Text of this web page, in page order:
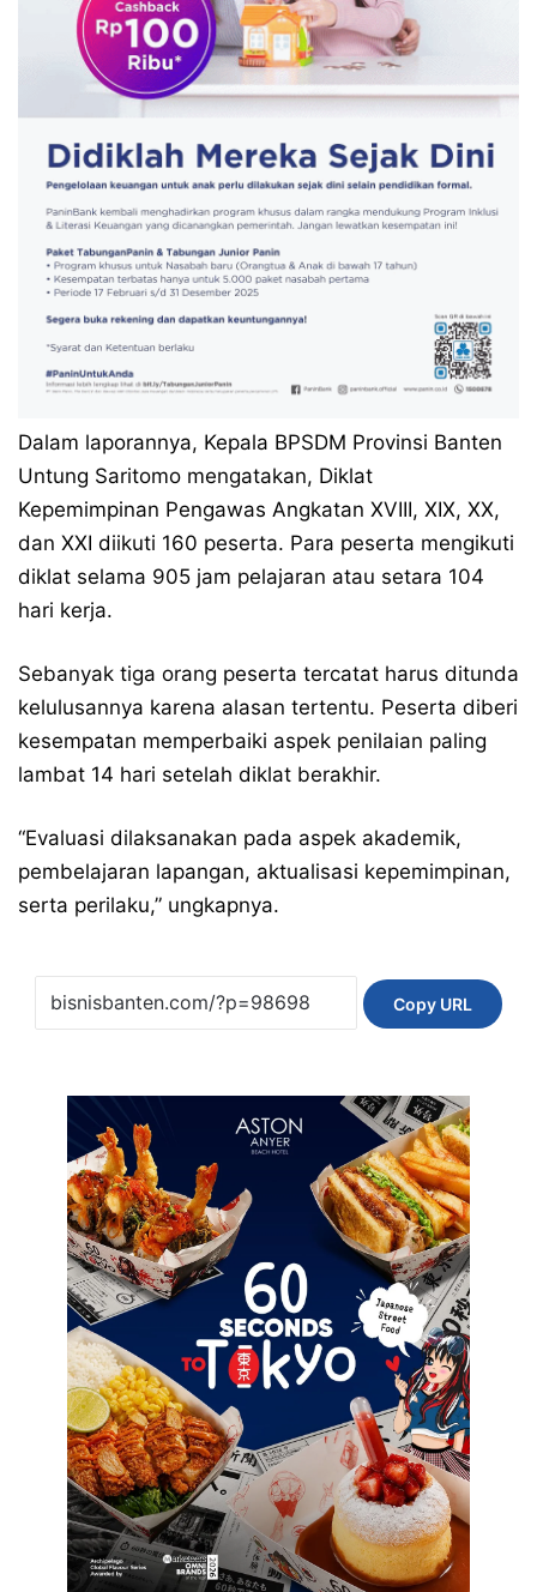
Dalam laporannya, Kepala BPSDM Provinsi Banten
Untung Saritomo mengatakan, Diklat
Kepemimpinan Pengawas Angkatan XVIII, XIX, XX,
dan XXI diikuti 160 peserta. Para peserta mengikuti
diklat selama 905 jam pelajaran atau setara 104
hari kerja.
Sebanyak tiga orang peserta tercatat harus ditunda
kelulusannya karena alasan tertentu. Peserta diberi
kesempatan memperbaiki aspek penilaian paling
lambat 14 hari setelah diklat berakhir.
“Evaluasi dilaksanakan pada aspek akademik,
pembelajaran lapangan, aktualisasi kepemimpinan,
serta perilaku,” ungkapnya.
Copy URL